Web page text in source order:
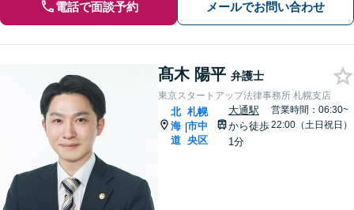
電話で面談予約 メールでお問い合わせ
髙木 陽平 弁護士
東京スタートアップ法律事務所 札幌支店
北
海
道
|
札幌
市中
央区
大通駅
から徒歩
1分
営業時間：06:30~
22:00（土日祝日）